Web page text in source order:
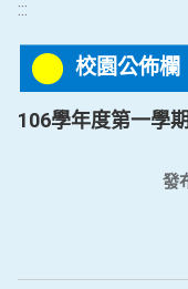
:::
校園公佈欄
106學年度第一學
發